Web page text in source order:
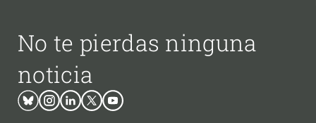
No te pierdas ninguna
noticia
BlueskyInstagram
LinkedinTwitterYoutube